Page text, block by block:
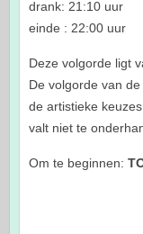
drank: 21:10 uur
einde : 22:00 uur
Deze volgorde ligt
De volgorde van
de artistieke
valt niet te
Om te beginnen: